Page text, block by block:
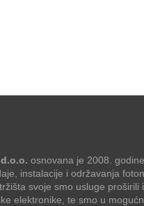
osnovana je 2008.
instalacije i održavanja
svoje smo usluge proširili
elektronike, te smo u